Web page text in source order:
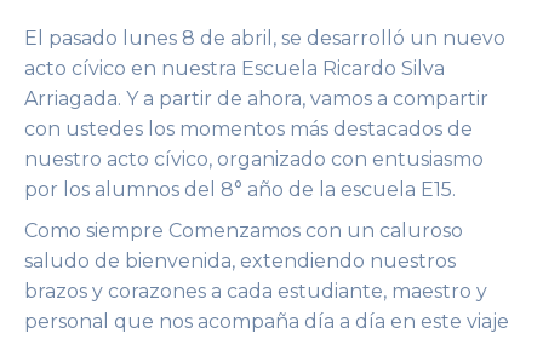
El pasado lunes 8 de abril, se desarrolló un nuevo
acto cívico en nuestra Escuela Ricardo Silva
Arriagada. Y a partir de ahora, vamos a compartir
con ustedes los momentos más destacados de
nuestro acto cívico, organizado con entusiasmo
por los alumnos del 8° año de la escuela E15.
Como siempre Comenzamos con un caluroso
saludo de bienvenida, extendiendo nuestros
brazos y corazones a cada estudiante, maestro y
personal que nos acompaña día a día en este viaje